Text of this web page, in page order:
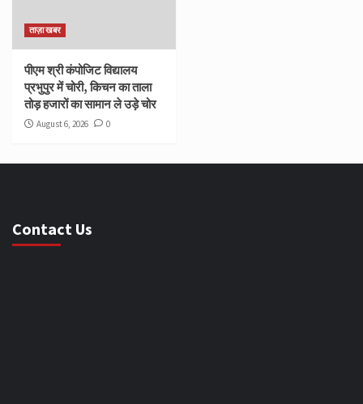
ताज़ा खबर
पीएम श्री कंपोजिट विद्यालय
प्रभुपुर में चोरी, किचन का ताला
तोड़ हजारों का सामान ले उड़े चोर
August 6, 2026 0
Contact Us